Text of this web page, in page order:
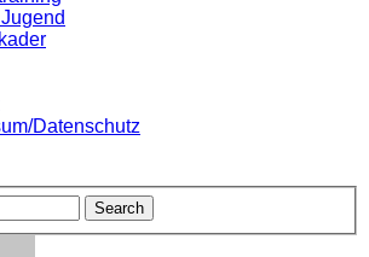
Datenschutz